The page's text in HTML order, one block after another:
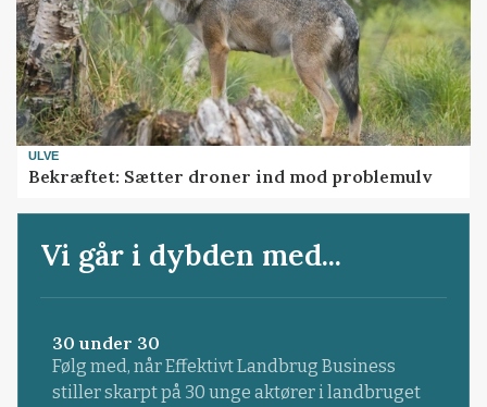
ULVE
Bekræftet: Sætter droner ind mod problemulv
Vi går i dybden med...
30 under 30
Følg med, når Effektivt Landbrug Business
stiller skarpt på 30 unge aktører i landbruget